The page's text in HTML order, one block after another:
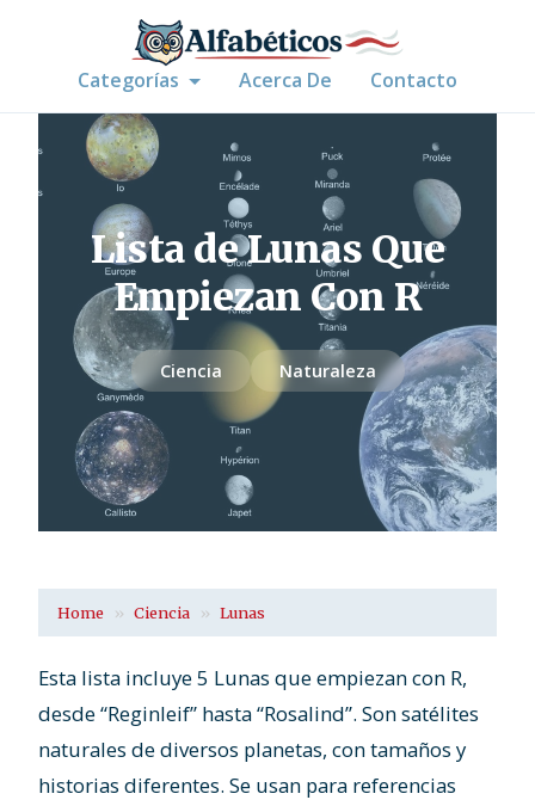
Categorías Acerca De Contacto
Lista de Lunas Que
Empiezan Con R
Ciencia Naturaleza
Home Ciencia Lunas
Esta lista incluye 5 Lunas que empiezan con R,
desde “Reginleif” hasta “Rosalind”. Son satélites
naturales de diversos planetas, con tamaños y
historias diferentes. Se usan para referencias